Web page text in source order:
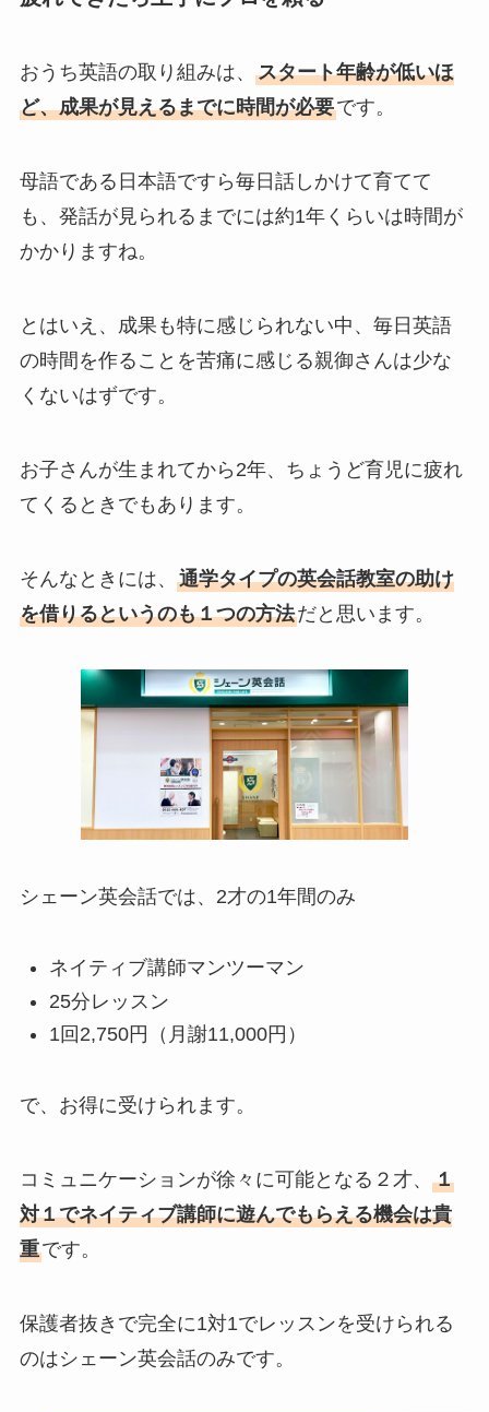
おうち英語の取り組みは、 スタート年齢が低いほ
ど、成果が見えるまでに時間が必要です。
母語である日本語ですら毎日話しかけて育てて
も、発話が見られるまでには約1年くらいは時間が
かかりますね。
とはいえ、成果も特に感じられない中、毎日英語
の時間を作ることを苦痛に感じる親御さんは少な
くないはずです。
お子さんが生まれてから2年、ちょうど育児に疲れ
てくるときでもあります。
そんなときには、 通学タイプの英会話教室の助け
を借りるというのも１つの方法だと思います。
シェーン英会話では、2才の1年間のみ
ネイティブ講師マンツーマン
25分レッスン
1回2,750円（月謝11,000円）
で、お得に受けられます。
コミュニケーションが徐々に可能となる２才、 １
対１でネイティブ講師に遊んでもらえる機会は貴
重です。
保護者抜きで完全に1対1でレッスンを受けられる
のはシェーン英会話のみです。